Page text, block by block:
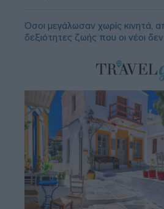
Όσοι μεγάλωσαν χωρίς κινητά,
δεξιότητες ζωής που οι νέοι